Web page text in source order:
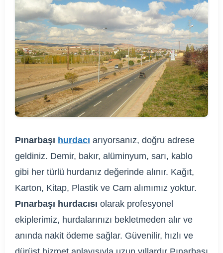
Pınarbaşı hurdacı arıyorsanız, doğru adrese
geldiniz. Demir, bakır, alüminyum, sarı, kablo
gibi her türlü hurdanız değerinde alınır. Kağıt,
Karton, Kitap, Plastik ve Cam alımımız yoktur.
Pınarbaşı hurdacısı olarak profesyonel
ekiplerimiz, hurdalarınızı bekletmeden alır ve
anında nakit ödeme sağlar. Güvenilir, hızlı ve